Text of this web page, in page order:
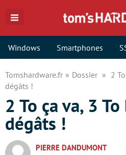
Windows Smartphones
Tomshardware.fr Dossier
2
dégâts !
2 To ça va, 3
dégâts !
PIERRE DANDUMONT